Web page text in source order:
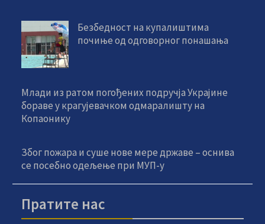
Безбедност на купалиштима
почиње од одговорног понашања
Млади из ратом погођених подручја Украјине
бораве у крагујевачком одмаралишту на
Копаонику
Због пожара и суше нове мере државе – оснива
се посебно одељење при МУП-у
Пратите нас